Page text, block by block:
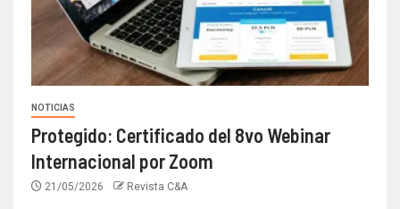
NOTICIAS
Protegido: Certificado del 8vo Webinar
Internacional por Zoom
21/05/2026 Revista C&A